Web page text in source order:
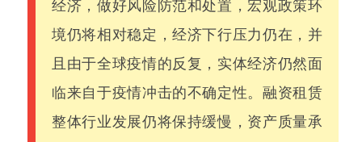
经济，做好风险防范和处置，宏观政策环
境仍将相对稳定，经济下行压力仍在，并
且由于全球疫情的反复，实体经济仍然面
临来自于疫情冲击的不确定性。融资租赁
整体行业发展仍将保持缓慢，资产质量承